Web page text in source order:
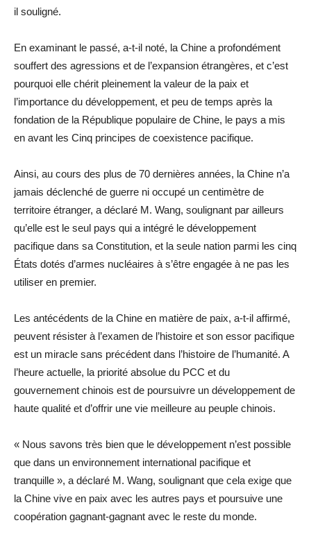
il souligné.
En examinant le passé, a-t-il noté, la Chine a profondément
souffert des agressions et de l’expansion étrangères, et c’est
pourquoi elle chérit pleinement la valeur de la paix et
l’importance du développement, et peu de temps après la
fondation de la République populaire de Chine, le pays a mis
en avant les Cinq principes de coexistence pacifique.
Ainsi, au cours des plus de 70 dernières années, la Chine n’a
jamais déclenché de guerre ni occupé un centimètre de
territoire étranger, a déclaré M. Wang, soulignant par ailleurs
qu’elle est le seul pays qui a intégré le développement
pacifique dans sa Constitution, et la seule nation parmi les cinq
États dotés d’armes nucléaires à s’être engagée à ne pas les
utiliser en premier.
Les antécédents de la Chine en matière de paix, a-t-il affirmé,
peuvent résister à l’examen de l’histoire et son essor pacifique
est un miracle sans précédent dans l’histoire de l’humanité. A
l’heure actuelle, la priorité absolue du PCC et du
gouvernement chinois est de poursuivre un développement de
haute qualité et d’offrir une vie meilleure au peuple chinois.
« Nous savons très bien que le développement n’est possible
que dans un environnement international pacifique et
tranquille », a déclaré M. Wang, soulignant que cela exige que
la Chine vive en paix avec les autres pays et poursuive une
coopération gagnant-gagnant avec le reste du monde.